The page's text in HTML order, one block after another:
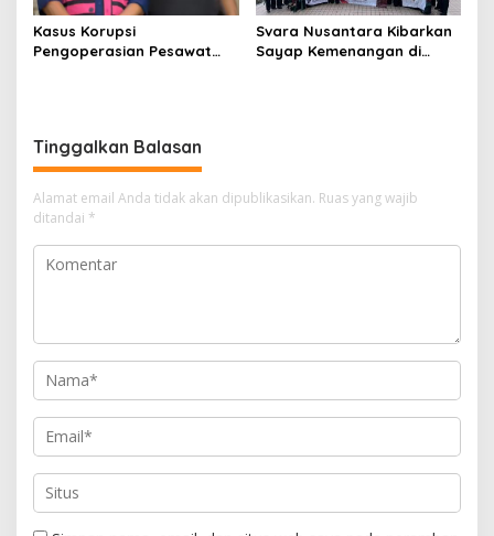
Kasus Korupsi
Pengoperasian Pesawat
Svara Nusantara Kibarkan
Sayap Kemenangan di
Tinggalkan Balasan
Alamat email Anda tidak akan dipublikasikan. Ruas yang wajib
ditandai *